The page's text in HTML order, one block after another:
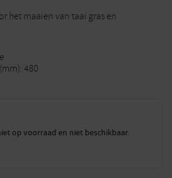
het maaien van taai gras en
480
op voorraad en niet beschikbaar.